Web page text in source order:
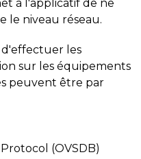
à l'applicatif de ne
le niveau réseau.
les
sur les équipements
peuvent être par
(OVSDB)